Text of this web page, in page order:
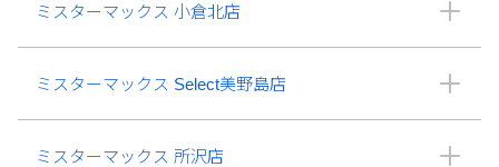
ミスターマックス 小倉北店
ミスターマックス Select美野島店
ミスターマックス 所沢店